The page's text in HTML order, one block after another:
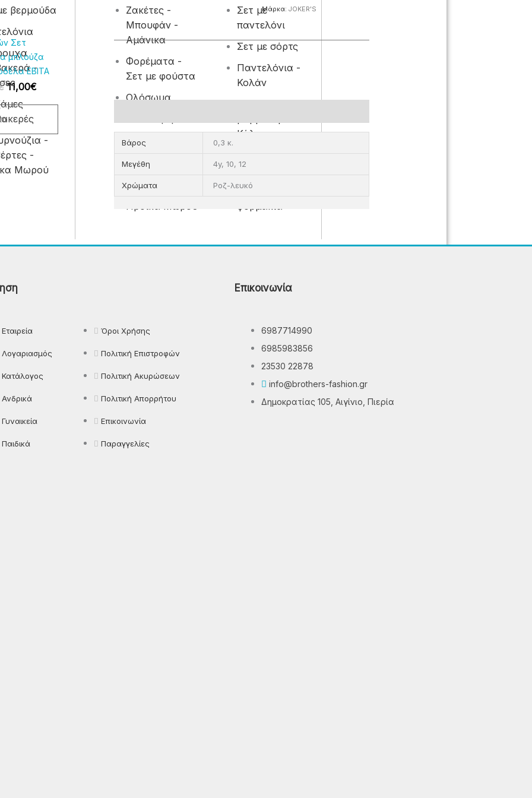
βερμούδα
-
-
-
Μωρού
Ζακέτες -
Μπουφάν -
Αμάνικα
Φορέματα -
Σετ με φούστα
Ολόσωμα
Πυτζάμες
Κουβέρτες -
Προίκα Μωρού
Σετ με
παντελόνι
Σετ με σόρτς
Παντελόνια -
Κολάν
Κάλτσες
Σετ φόρμες
Βρεφικά
φορμάκια
Πουκάμισα
Ρούχα Εργασίας
Σετ
μπλούζα
EBITA
11,00€
Μάρκα: JOKER'S
Βάρος 0,3 κ.
Μεγέθη 4y, 10, 12
Χρώματα Ροζ-λευκό
Εταιρεία
Λογαριασμός
Κατάλογος
Ανδρικά
Γυναικεία
Παιδικά
Όροι Χρήσης
Πολιτική Επιστροφών
Πολιτική Ακυρώσεων
Πολιτική Απορρήτου
Επικοινωνία
Παραγγελίες
Επικοινωνία
6987714990
6985983856
23530 22878
info@brothers-fashion.gr
Δημοκρατίας 105, Αιγίνιο, Πιερία